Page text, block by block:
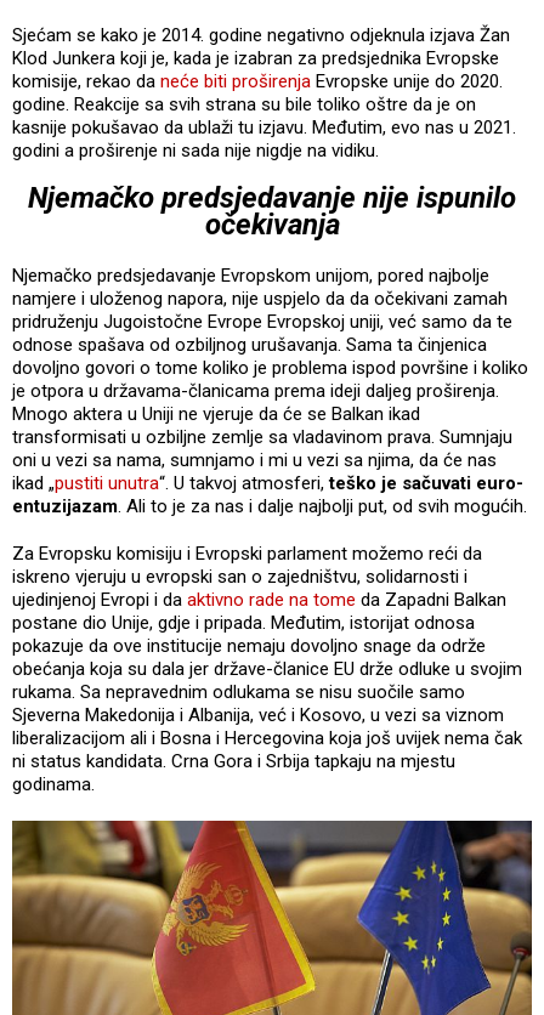
Sjećam se kako je 2014. godine negativno odjeknula izjava Žan
Klod Junkera koji je, kada je izabran za predsjednika Evropske
komisije, rekao da neće biti proširenja Evropske unije do 2020.
godine. Reakcije sa svih strana su bile toliko oštre da je on
kasnije pokušavao da ublaži tu izjavu. Međutim, evo nas u 2021.
godini a proširenje ni sada nije nigdje na vidiku.
Njemačko predsjedavanje nije ispunilo
očekivanja
Njemačko predsjedavanje Evropskom unijom, pored najbolje
namjere i uloženog napora, nije uspjelo da da očekivani zamah
pridruženju Jugoistočne Evrope Evropskoj uniji, već samo da te
odnose spašava od ozbiljnog urušavanja. Sama ta činjenica
dovoljno govori o tome koliko je problema ispod površine i koliko
je otpora u državama-članicama prema ideji daljeg proširenja.
Mnogo aktera u Uniji ne vjeruje da će se Balkan ikad
transformisati u ozbiljne zemlje sa vladavinom prava. Sumnjaju
oni u vezi sa nama, sumnjamo i mi u vezi sa njima, da će nas
ikad „pustiti unutra“. U takvoj atmosferi,teško je sačuvati euro-
entuzijazam. Ali to je za nas i dalje najbolji put, od svih mogućih.
Za Evropsku komisiju i Evropski parlament možemo reći da
iskreno vjeruju u evropski san o zajedništvu, solidarnosti i
ujedinjenoj Evropi i da aktivno rade na tome da Zapadni Balkan
postane dio Unije, gdje i pripada. Međutim, istorijat odnosa
pokazuje da ove institucije nemaju dovoljno snage da održe
obećanja koja su dala jer države-članice EU drže odluke u svojim
rukama. Sa nepravednim odlukama se nisu suočile samo
Sjeverna Makedonija i Albanija, već i Kosovo, u vezi sa viznom
liberalizacijom ali i Bosna i Hercegovina koja još uvijek nema čak
ni status kandidata. Crna Gora i Srbija tapkaju na mjestu
godinama.